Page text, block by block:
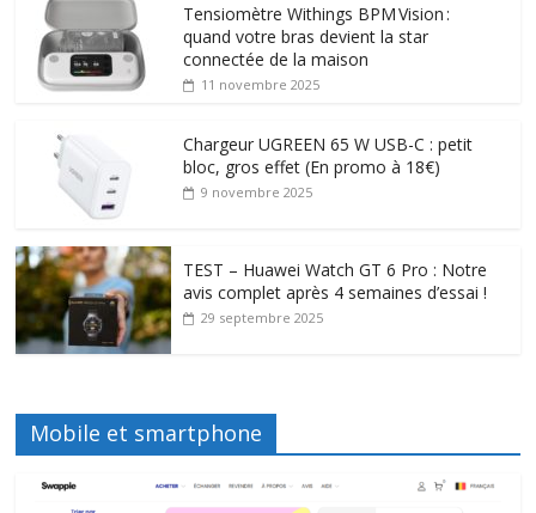
Tensiomètre Withings BPM Vision :
quand votre bras devient la star
connectée de la maison
11 novembre 2025
Chargeur UGREEN 65 W USB-C : petit
bloc, gros effet (En promo à 18€)
9 novembre 2025
TEST – Huawei Watch GT 6 Pro : Notre
avis complet après 4 semaines d’essai !
29 septembre 2025
Mobile et smartphone